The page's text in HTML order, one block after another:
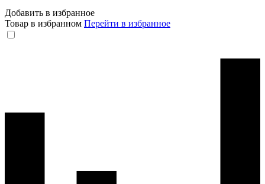
Добавить в избранное
Товар в избранном Перейти в избранное